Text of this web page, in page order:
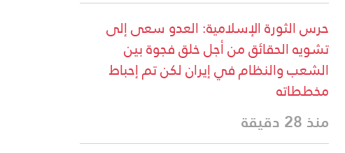
حرس الثورة الإسلامية: العدو سعى إلى
تشويه الحقائق من أجل خلق فجوة بين
الشعب والنظام في إيران لكن تم إحباط
مخططاته
منذ 28 دقيقة